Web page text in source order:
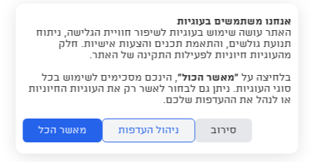
אנחנו משתמשים בעוגיות
האתר עושה שימוש בעוגיות לשיפור חוויית הגלישה, ניתוח
תנועת גולשים, והתאמת תכנים והצעות אישיות. חלק
מהעוגיות חיוניות לפעילות התקינה של האתר.
בלחיצה על “מאשר הכול”, הינכם מסכימים לשימוש בכל
סוגי העוגיות. ניתן גם לבחור לאשר רק את העוגיות החיוניות
או לנהל את ההעדפות שלכם.
סירוב ניהול העדפות מאשר הכל